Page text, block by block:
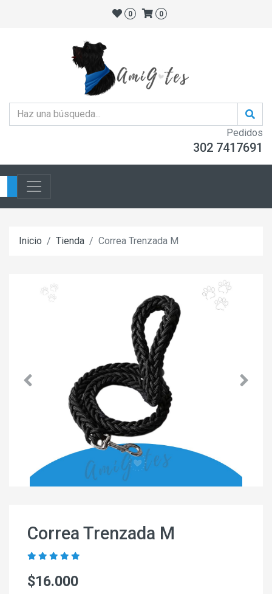
0 0
Pedidos
302 7417691
Inicio Tienda Correa Trenzada M
Correa Trenzada M
$16.000